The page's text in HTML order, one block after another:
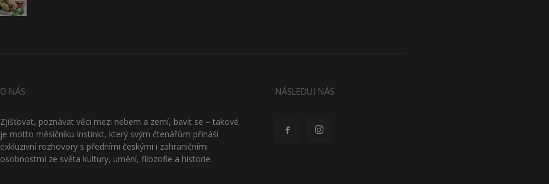
O NÁS
Zjišťovat, poznávat věci mezi nebem a zemí, bavit se – takové
je motto měsíčníku Instinkt, který svým čtenářům přináší
exkluzivní rozhovory s předními českými i zahraničními
osobnostmi ze světa kultury, umění, filozofie a historie.
NÁSLEDUJ NÁS